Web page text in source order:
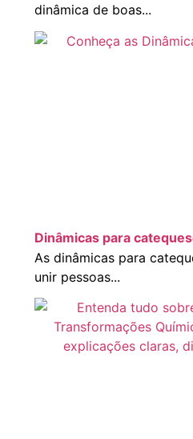
dinâmica de boas...
Dinâmicas para
As dinâmicas para
unir pessoas...